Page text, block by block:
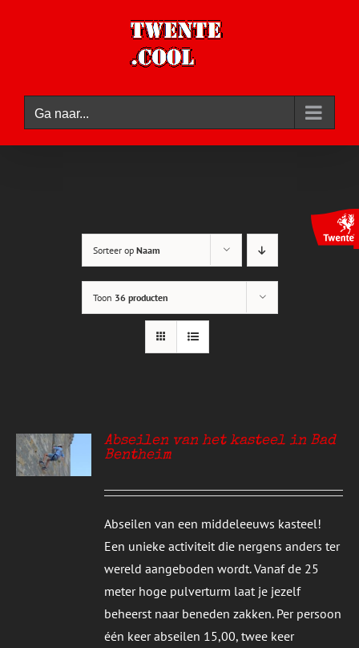
Ga naar...
Sorteer op Naam
Toon 36 producten
Abseilen van het kasteel in Bad
Bentheim
Abseilen van een middeleeuws kasteel!
Een unieke activiteit die nergens anders ter
wereld aangeboden wordt. Vanaf de 25
meter hoge pulverturm laat je jezelf
beheerst naar beneden zakken. Per persoon
één keer abseilen 15,00, twee keer